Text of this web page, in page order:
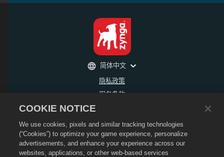
隐私政策
服务条款
不得出售或分享我的个人信息
退款政策
Cookie政策
商店支持
简体中文
COOKIE NOTICE
We use cookies, pixels and similar tracking technologies
(“Cookies”) to optimize your game experience, personalize
advertisements, and enhance your experience across our
websites, applications, or other web-based services